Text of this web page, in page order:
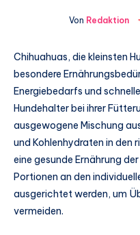
Von Redaktion
Chihuahuas, die kleinsten
besondere
Energiebedarfs und
Hundehalter bei ihrer
ausgewogene Mischung
und Kohlenhydraten in den
eine gesunde Ernährung
Portionen an den
ausgerichtet werden, um
vermeiden.